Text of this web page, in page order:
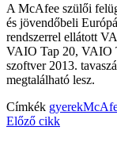
A McAfee szülői
és jövendőbeli
rendszerrel ellátott
VAIO Tap 20, VAIO
szoftver 2013.
megtalálható lesz.
Címkék gyerek
Előző cikk